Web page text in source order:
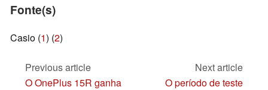
Fonte(s)
Casio (1) (2)
Previous article
O OnePlus 15R ganha
Next article
O período de teste